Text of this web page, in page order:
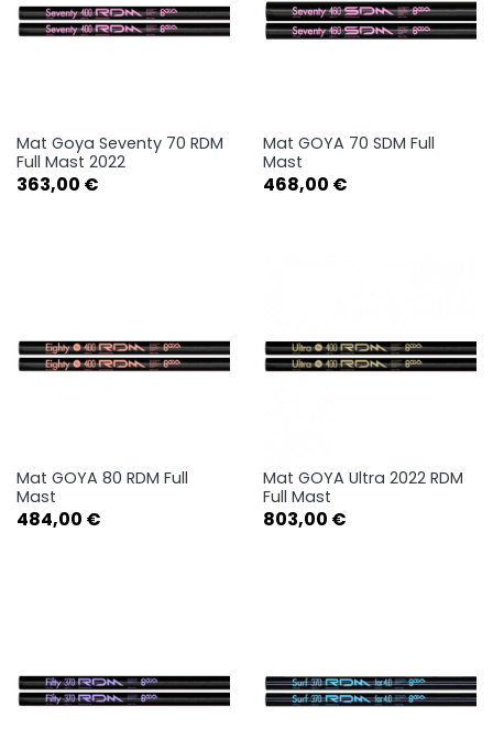
Mat Goya Seventy 70 RDM
Full Mast 2022
Prix
363,00 €
Mat GOYA 70 SDM Full
Mast
Prix
468,00 €
Mat GOYA 80 RDM Full
Mast
Prix
484,00 €
Mat GOYA Ultra 2022 RDM
Full Mast
Prix
803,00 €